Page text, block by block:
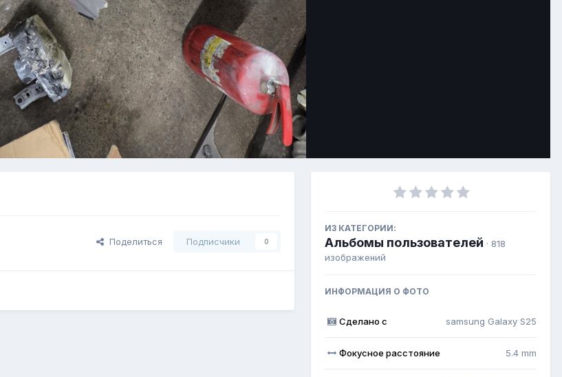
Поделиться Подписчики 0
ИЗ КАТЕГОРИИ:
Альбомы пользователей · 818
изображений
ИНФОРМАЦИЯ О ФОТО
Сделано с samsung Galaxy S25
Фокусное расстояние 5.4 mm